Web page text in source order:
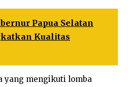
Papua Selatan
Kualitas
yang mengikuti lomba